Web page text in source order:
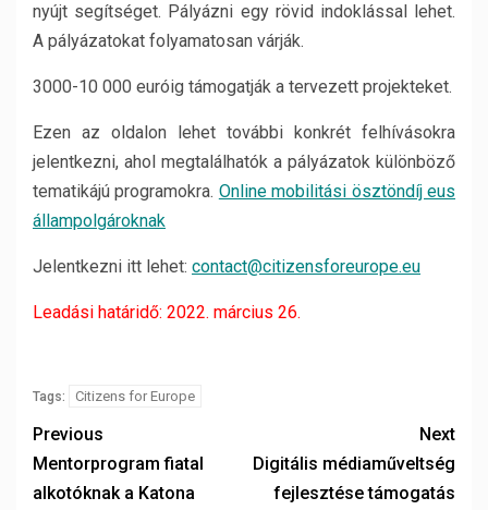
nyújt segítséget. Pályázni egy rövid indoklással lehet.
A pályázatokat folyamatosan várják.
3000-10 000 euróig támogatják a tervezett projekteket.
Ezen az oldalon lehet további konkrét felhívásokra
jelentkezni, ahol megtalálhatók a pályázatok különböző
tematikájú programokra. Online mobilitási ösztöndíj eus
állampolgároknak
Jelentkezni itt lehet: contact@citizensforeurope.eu
Leadási határidő: 2022. március 26.
Tags: Citizens for Europe
Previous
Mentorprogram fiatal
alkotóknak a Katona
Next
Digitális médiaműveltség
fejlesztése támogatás